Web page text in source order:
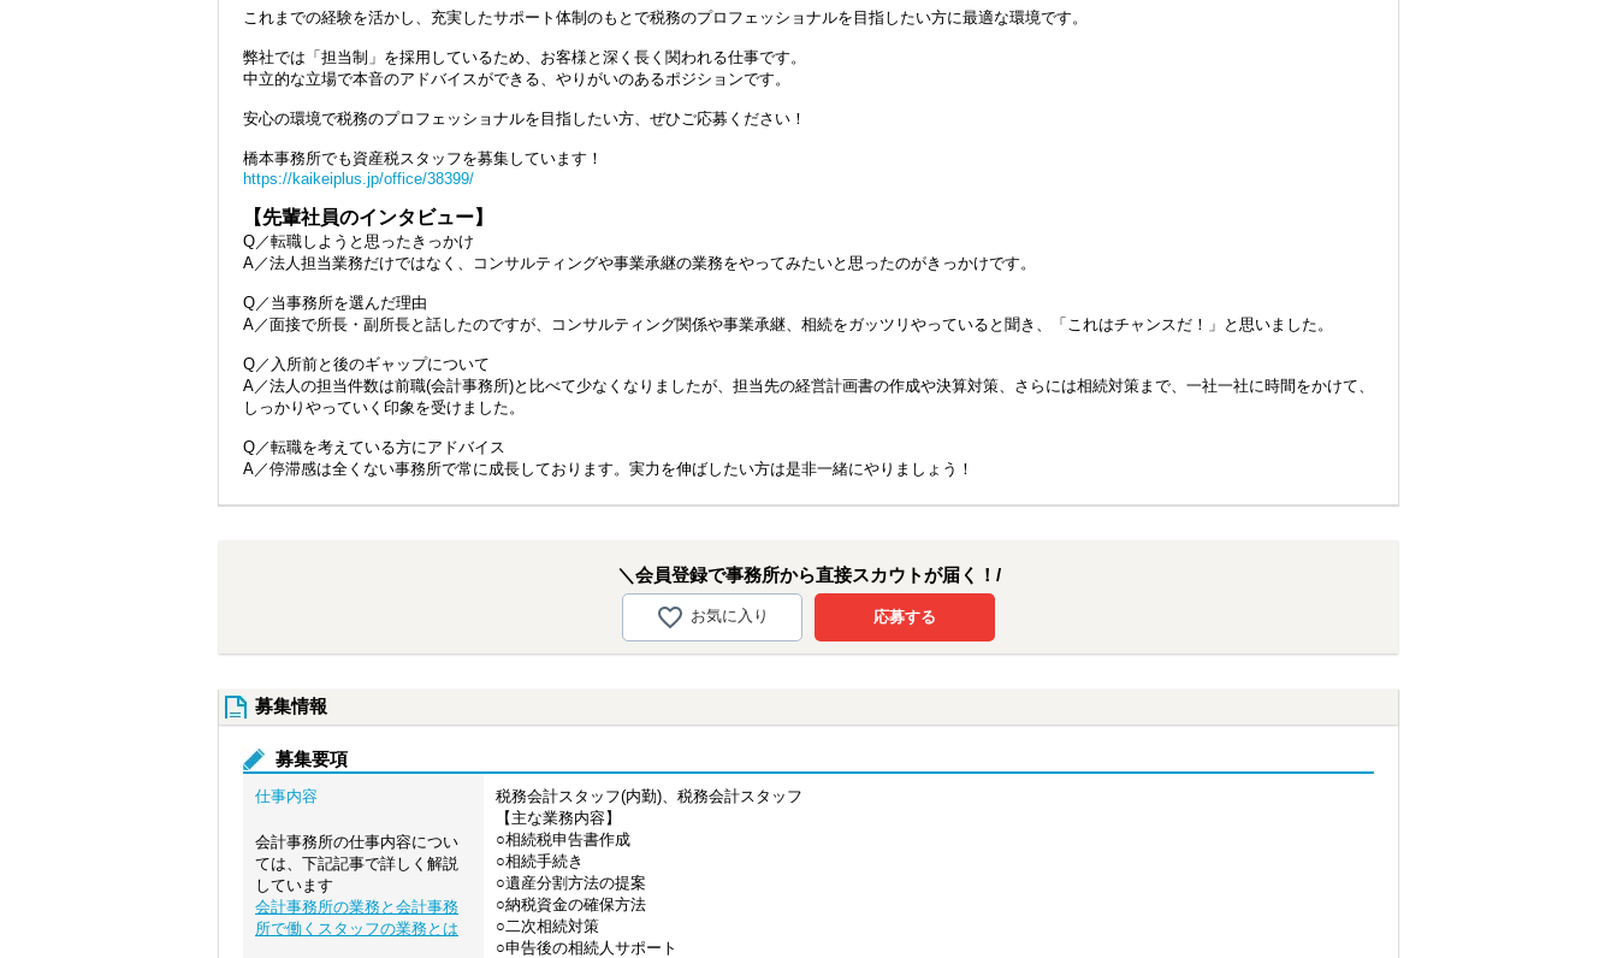
これまでの経験を活かし、充実したサポート体制のもとで税務のプロフェッショナルを目指したい方に最適な環境です。
弊社では「担当制」を採用しているため、お客様と深く長く関われる仕事です。
中立的な立場で本音のアドバイスができる、やりがいのあるポジションです。
安心の環境で税務のプロフェッショナルを目指したい方、ぜひご応募ください！
橋本事務所でも資産税スタッフを募集しています！
https://kaikeiplus.jp/office/38399/
【先輩社員のインタビュー】
Q／転職しようと思ったきっかけ
A／法人担当業務だけではなく、コンサルティングや事業承継の業務をやってみたいと思ったのがきっかけです。
Q／当事務所を選んだ理由
A／面接で所長・副所長と話したのですが、コンサルティング関係や事業承継、相続をガッツリやっていると聞き、「これはチャンスだ！」と思いました。
Q／入所前と後のギャップについて
A／法人の担当件数は前職(会計事務所)と比べて少なくなりましたが、担当先の経営計画書の作成や決算対策、さらには相続対策まで、一社一社に時間をかけて、
しっかりやっていく印象を受けました。
Q／転職を考えている方にアドバイス
A／停滞感は全くない事務所で常に成長しております。実力を伸ばしたい方は是非一緒にやりましょう！
＼会員登録で事務所から直接スカウトが届く！/
お気に入り 応募する
募集情報
募集要項
仕事内容
会計事務所の仕事内容につい
ては、下記記事で詳しく解説
しています
会計事務所の業務と会計事務
所で働くスタッフの業務とは
税務会計スタッフ(内勤)、税務会計スタッフ
【主な業務内容】
○相続税申告書作成
○相続手続き
○遺産分割方法の提案
○納税資金の確保方法
○二次相続対策
○申告後の相続人サポート